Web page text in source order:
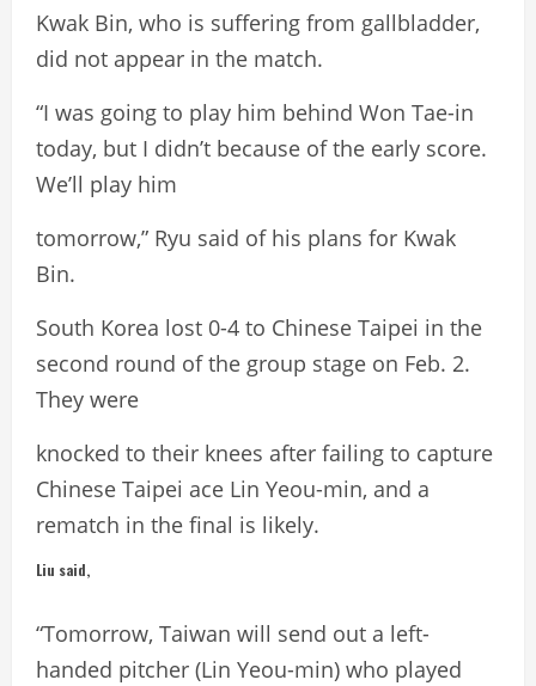
Kwak Bin, who is suffering from gallbladder,
did not appear in the match.
“I was going to play him behind Won Tae-in
today, but I didn’t because of the early score.
We’ll play him
tomorrow,” Ryu said of his plans for Kwak
Bin.
South Korea lost 0-4 to Chinese Taipei in the
second round of the group stage on Feb. 2.
They were
knocked to their knees after failing to capture
Chinese Taipei ace Lin Yeou-min, and a
rematch in the final is likely.
Liu said,
“Tomorrow, Taiwan will send out a left-
handed pitcher (Lin Yeou-min) who played